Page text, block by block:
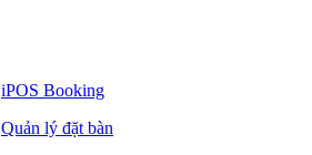
iPOS Booking
Quản lý đặt bàn